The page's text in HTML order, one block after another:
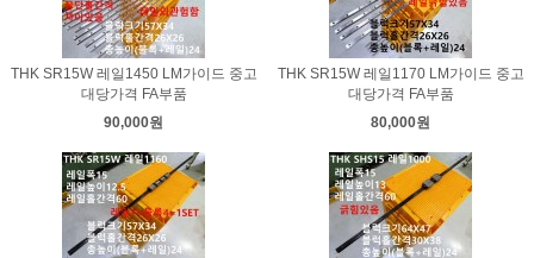
THK SR15W 레일1450 LM가이드 중고
대당가격 FA부품
90,000원
THK SR15W 레일1170 LM가이드 중고
대당가격 FA부품
80,000원